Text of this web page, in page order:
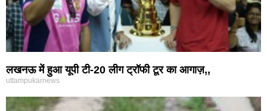
लखनऊ में हुआ यूपी टी-20 लीग ट्रॉफी टूर का आगाज़,,
uttampukarnews